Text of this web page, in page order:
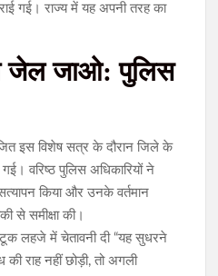
गई। राज्य में यह अपनी तरह का
जेल जाओ: पुलिस
इस विशेष सत्र के दौरान जिले के
गई। वरिष्ठ पुलिस अधिकारियों ने
किया और उनके वर्तमान
से समीक्षा की।
टूक लहजे में चेतावनी दी “यह सुधरने
राह नहीं छोड़ी, तो अगली